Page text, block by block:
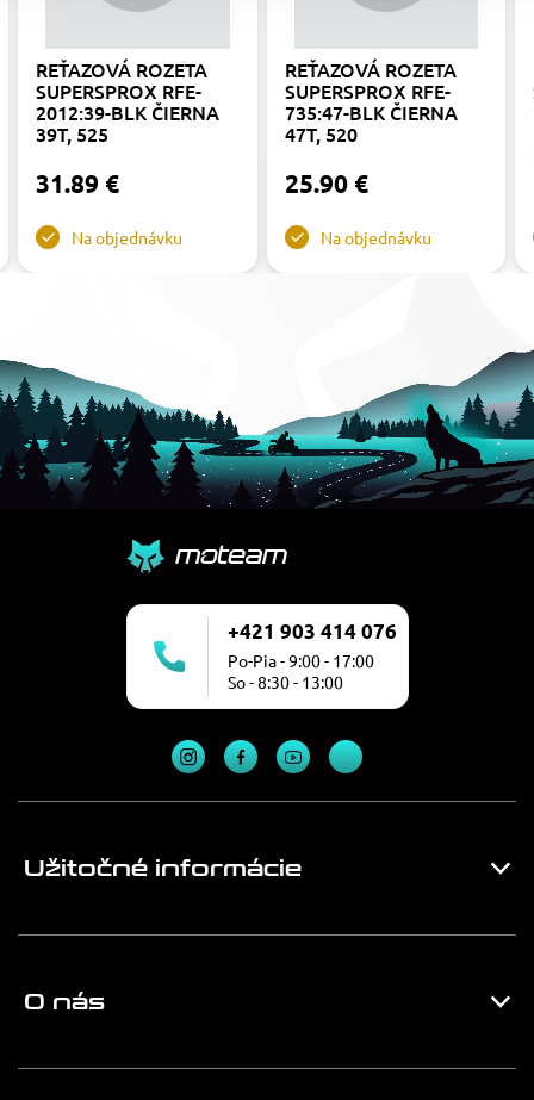
REŤAZOVÁ ROZETA
SUPERSPROX RFE-
2012:39-BLK ČIERNA
39T, 525
31.89 €
Na objednávku
REŤAZOVÁ ROZETA
SUPERSPROX RFE-
735:47-BLK ČIERNA
47T, 520
25.90 €
Na objednávku
+421 903 414 076
Po-Pia - 9:00 - 17:00
So - 8:30 - 13:00
Užitočné informácie
O nás